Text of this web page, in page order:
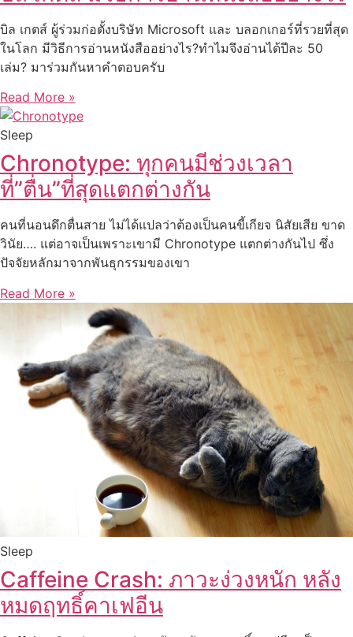
บิล เกตส์ ผู้ร่วมก่อตั้งบริษัท Microsoft และ บลอกเกอร์ที่รวยที่สุด
ในโลก มีวิธีการอ่านหนังสืออย่างไร?ทำไมจึงอ่านได้ปีละ 50
เล่ม? มาร่วมกันหาคำตอบครับ
Read More »
Sleep
Chronotype: ทุกคนมีช่วงเวลา
ที่”ตื่น”ที่สุดแตกต่างกัน
คนที่นอนดึกตื่นสาย ไม่ได้แปลว่าต้องเป็นคนขี้เกียจ นิสัยเสีย ขาด
วินัย…. แต่อาจเป็นเพราะเขามี Chronotype แตกต่างกันไป ซึ่ง
ปัจจัยหลักมาจากพันธุกรรมของเขา
Read More »
Sleep
Caffeine Crash: ภาวะง่วงหนัก หลัง
หมดฤทธิ์คาเฟอีน